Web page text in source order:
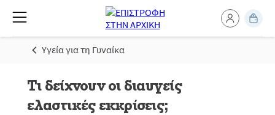
Υγεία για τη Γυναίκα
Τι δείχνουν οι διαυγείς
ελαστικές εκκρίσεις;